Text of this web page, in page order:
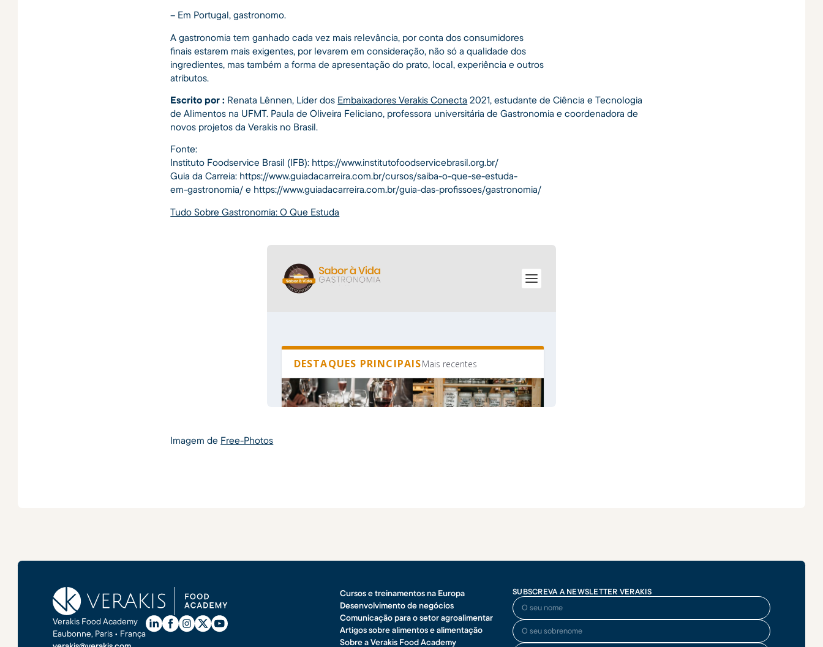
– Em Portugal, gastronomo.
A gastronomia tem ganhado cada vez mais relevância, por conta dos consumidores
finais estarem mais exigentes, por levarem em consideração, não só a qualidade dos
ingredientes, mas também a forma de apresentação do prato, local, experiência e outros
atributos.
Escrito por : Renata Lênnen, Líder dos Embaixadores Verakis Conecta 2021, estudante de Ciência e Tecnologia
de Alimentos na UFMT. Paula de Oliveira Feliciano, professora universitária de Gastronomia e coordenadora de
novos projetos da Verakis no Brasil.
Fonte:
Instituto Foodservice Brasil (IFB): https://www.institutofoodservicebrasil.org.br/
Guia da Carreia: https://www.guiadacarreira.com.br/cursos/saiba-o-que-se-estuda-
em-gastronomia/ e https://www.guiadacarreira.com.br/guia-das-profissoes/gastronomia/
Tudo Sobre Gastronomia: O Que Estuda
Imagem de Free-Photos
Verakis Food Academy
Eaubonne, Paris • França
Cursos e treinamentos na Europa
Desenvolvimento de negócios
Comunicação para o setor agroalimentar
Artigos sobre alimentos e alimentação
Sobre a Verakis Food Academy
SUBSCREVA A NEWSLETTER VERAKIS
O seu nome
O seu sobrenome